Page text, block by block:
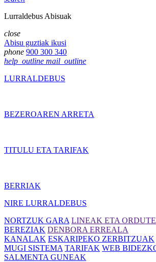
Lurraldebus Abisuak
close
Abisu guztiak ikusi
phone 900 300 340
help_outline mail_outline
LURRALDEBUS
BEZEROAREN ARRETA
TITULU ETA TARIFAK
BERRIAK
NIRE LURRALDEBUS
NORTZUK GARA LINEAK ETA
BEREZIAK DENBORA ERREALA
KANALAK ESKARIPEKO ZERBITZUAK
MUGI SISTEMA TARIFAK WEB
SALMENTA GUNEAK